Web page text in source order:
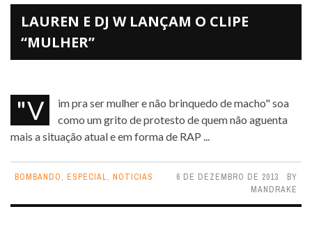
LAUREN E DJ W LANÇAM O CLIPE
“MULHER”
"Vim pra ser mulher e não brinquedo de macho" soa
como um grito de protesto de quem não aguenta
mais a situação atual e em forma de RAP ...
BOMBANDO, ESPECIAL, NOTICIAS 6 DE DEZEMBRO DE 2013
BY
MANDRAKE